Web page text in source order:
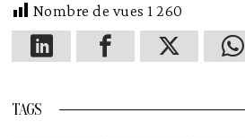
Nombre de vues 1 260
TAGS